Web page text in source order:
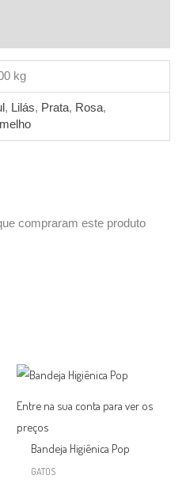
kg
, Lilás, Prata, Rosa,
compraram este produto
Entre na sua conta para ver os
preços
Bandeja Higiênica Pop
GATOS